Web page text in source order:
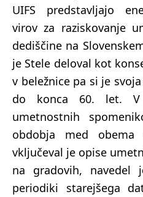
UIFS predstavljajo
virov za raziskovanje
dediščine na
je Stele deloval kot
v beležnice pa si je
do konca 60. let.
umetnostnih
obdobja med obema
vključeval je opise
na gradovih,
periodiki starejšega